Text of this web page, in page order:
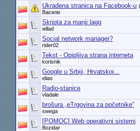
Ukradena stranica na Facebook-u (
Васили
Skripta za manji lagg
wllad
Social network manager?
rider02
Tekst - Opipljiva strana interneta
korisnik
Google u Srbiji, Hrvatskoj...
elias
Radio-stanice
vladale
brošura „eTrgovina za početnike“
swega
[POMOC] Web operativni sistemi
Bozidar